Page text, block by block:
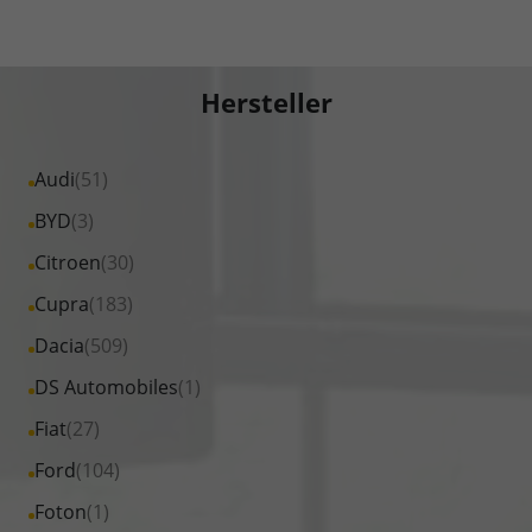
Hersteller
Audi(51)
Alle
Fahrzeuge
Audi
anzeigen
BYD(3)
Alle
Fahrzeuge
BYD
anzeigen
Citroen(30)
Alle
Fahrzeuge
Citroen
anzeigen
Cupra(183)
Alle
Fahrzeuge
Cupra
anzeigen
Dacia(509)
Alle
Fahrzeuge
Dacia
anzeigen
DS Automobiles(1)
Alle
Fahrzeuge
DS
Automobiles
Fiat(27)
Alle
Fahrzeuge
Fiat
Ford(104)
Alle
Fahrzeuge
Foton(1)
Alle